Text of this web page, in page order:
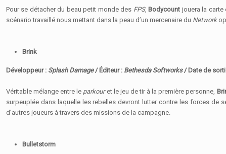
Pour se détacher du beau petit monde des FPS, Bodycount jouera la
scénario travaillé nous mettant dans la peau d’un mercenaire du Network
Brink
Développeur : Splash Damage/ Éditeur : Bethesda Softworks/ Date de
Véritable mélange entre le parkour et le jeu de tir à la première personne,
surpeuplée dans laquelle les rebelles devront lutter contre les forces de
d’autres joueurs à travers des missions de la campagne.
Bulletstorm